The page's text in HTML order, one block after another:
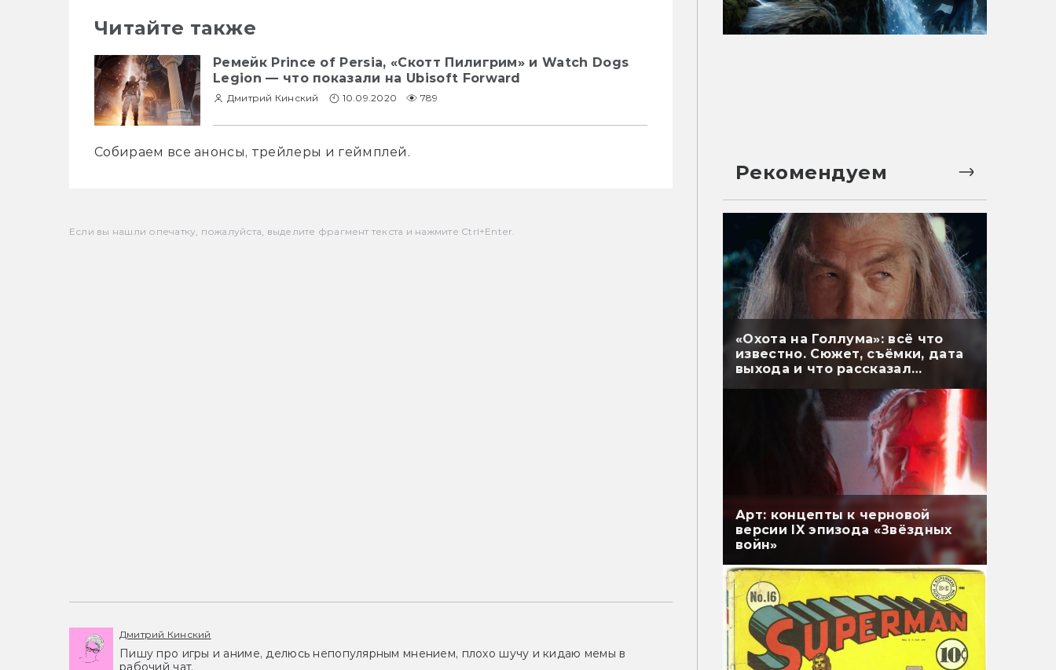
Читайте также
Ремейк Prince of Persia, «Скотт Пилигрим» и Watch Dogs
Legion — что показали на Ubisoft Forward
Дмитрий Кинский 10.09.2020 789
Собираем все анонсы, трейлеры и геймплей.
Если вы нашли опечатку, пожалуйста, выделите фрагмент текста и нажмите Ctrl+Enter.
Дмитрий Кинский
Пишу про игры и аниме, делюсь непопулярным мнением, плохо шучу и кидаю мемы в
рабочий чат.
Рекомендуем
«Охота на Голлума»: всё что
известно. Сюжет, съёмки, дата
выхода и что рассказал
Арт: концепты к черновой
версии IX эпизода «Звёздных
войн»